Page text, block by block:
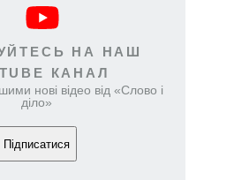
НА НАШ
КАНАЛ
нові відео від «Слово і
діло»
Підписатися